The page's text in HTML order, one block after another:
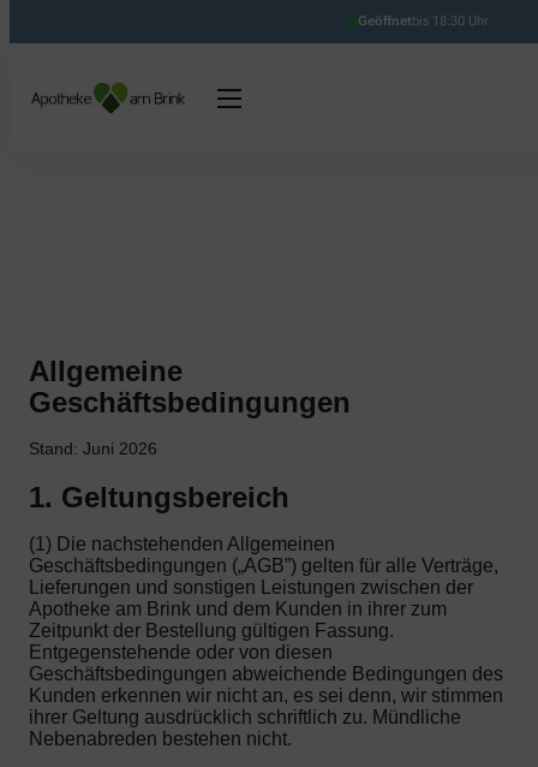
Geöffnetbis 18:30 Uhr
Allgemeine
Geschäftsbedingungen
Stand: Juni 2026
1. Geltungsbereich
(1) Die nachstehenden Allgemeinen
Geschäftsbedingungen („AGB”) gelten für alle Verträge,
Lieferungen und sonstigen Leistungen zwischen der
Apotheke am Brink und dem Kunden in ihrer zum
Zeitpunkt der Bestellung gültigen Fassung.
Entgegenstehende oder von diesen
Geschäftsbedingungen abweichende Bedingungen des
Kunden erkennen wir nicht an, es sei denn, wir stimmen
ihrer Geltung ausdrücklich schriftlich zu. Mündliche
Nebenabreden bestehen nicht.